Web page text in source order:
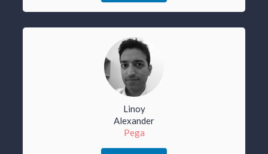
Linoy
Alexander
Pega